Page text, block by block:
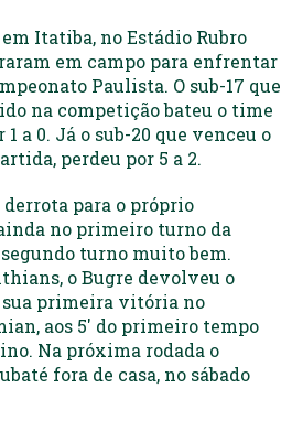
Itatiba, no Estádio Rubro
em campo para enfrentar
Paulista. O sub-17 que
na competição bateu o time
a 0. Já o sub-20 que venceu o
perdeu por 5 a 2.
derrota para o próprio
no primeiro turno da
turno muito bem.
o Bugre devolveu o
primeira vitória no
aos 5′ do primeiro tempo
Na próxima rodada o
fora de casa, no sábado